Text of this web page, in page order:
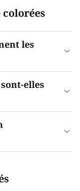
les
elles